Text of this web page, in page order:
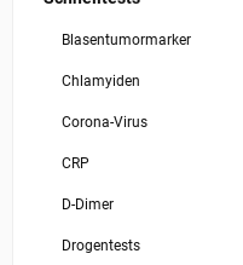
Blasentumormarker
Chlamyiden
Corona-Virus
CRP
D-Dimer
Drogentests